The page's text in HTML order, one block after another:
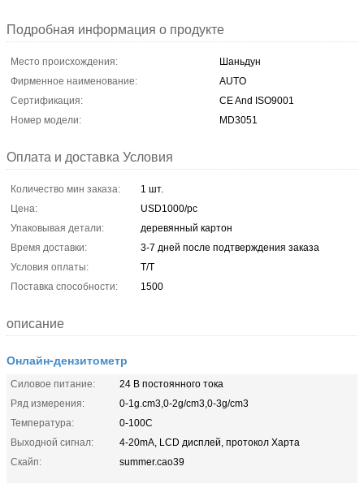
Подробная информация о продукте
Место происхождения:
Шаньдун
Фирменное наименование:
AUTO
Сертификация:
CE And ISO9001
Номер модели:
MD3051
Оплата и доставка Условия
Количество мин заказа:
1 шт.
Цена:
USD1000/pc
Упаковывая детали:
деревянный картон
Время доставки:
3-7 дней после подтверждения заказа
Условия оплаты:
T/T
Поставка способности:
1500
описание
Онлайн-дензитометр
Силовое питание:
24 В постоянного тока
Ряд измерения:
0-1g.cm3,0-2g/cm3,0-3g/cm3
Температура:
0-100C
Выходной сигнал:
4-20mA, LCD дисплей, протокол Харта
Скайп:
summer.cao39